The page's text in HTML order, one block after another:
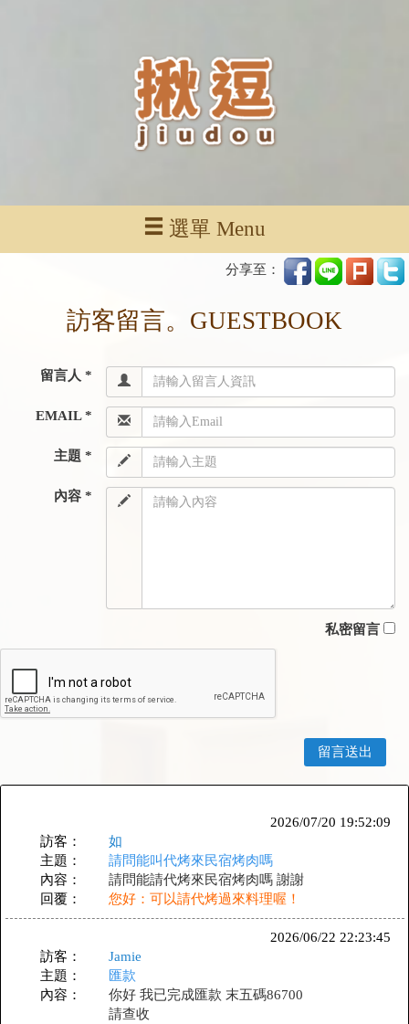
選單 Menu
分享至：
訪客留言。GUESTBOOK
留言人 *
EMAIL *
主題 *
內容 *
私密留言
2026/07/20 19:52:09
訪客：
如
主題：
請問能叫代烤來民宿烤肉嗎
內容：
請問能請代烤來民宿烤肉嗎 謝謝
回覆：
您好：可以請代烤過來料理喔！
2026/06/22 22:23:45
訪客：
Jamie
主題：
匯款
內容：
你好 我已完成匯款 末五碼86700
請查收